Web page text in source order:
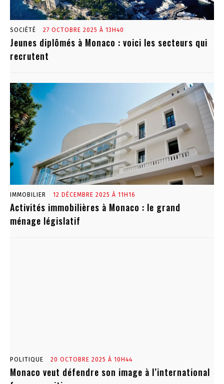
SOCIÉTÉ 27 OCTOBRE 2025 À 13H40
Jeunes diplômés à Monaco : voici les secteurs qui
recrutent
IMMOBILIER 12 DÉCEMBRE 2025 À 11H16
Activités immobilières à Monaco : le grand
ménage législatif
POLITIQUE 20 OCTOBRE 2025 À 10H44
Monaco veut défendre son image à l’international